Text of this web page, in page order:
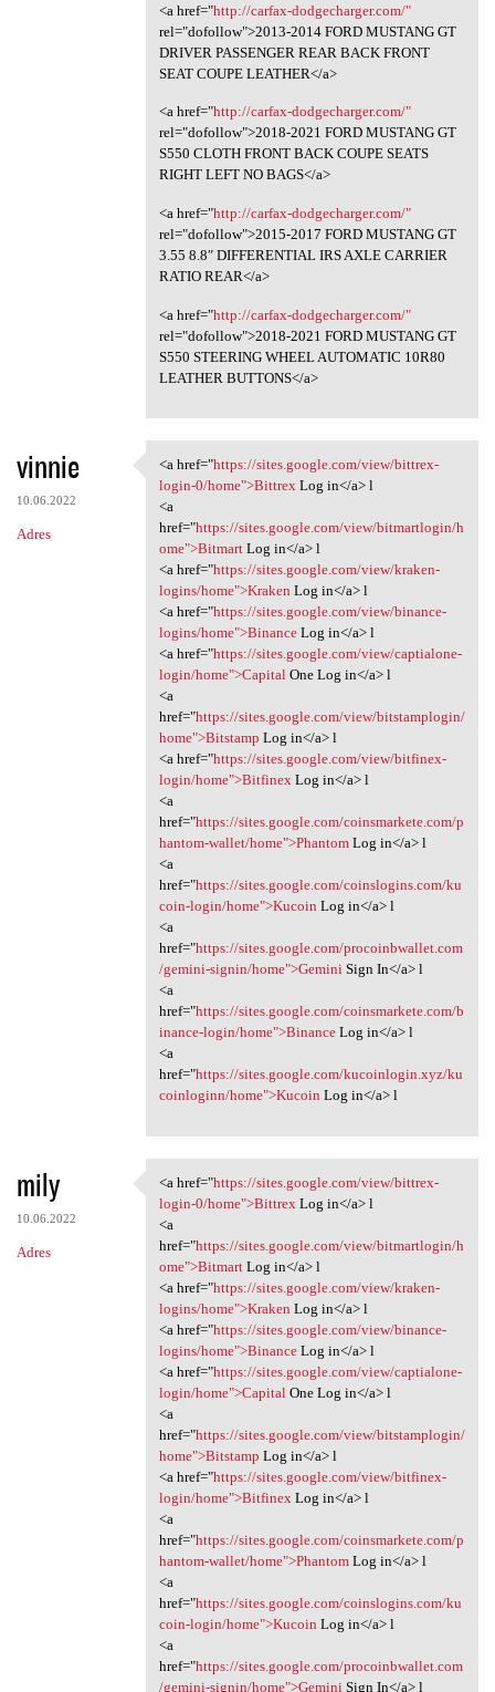
<a href="http://carfax-dodgecharger.com/"
rel="dofollow">2013-2014 FORD MUSTANG GT
DRIVER PASSENGER REAR BACK FRONT
SEAT COUPE LEATHER</a>
<a href="http://carfax-dodgecharger.com/"
rel="dofollow">2018-2021 FORD MUSTANG GT
S550 CLOTH FRONT BACK COUPE SEATS
RIGHT LEFT NO BAGS</a>
<a href="http://carfax-dodgecharger.com/"
rel="dofollow">2015-2017 FORD MUSTANG GT
3.55 8.8″ DIFFERENTIAL IRS AXLE CARRIER
RATIO REAR</a>
<a href="http://carfax-dodgecharger.com/"
rel="dofollow">2018-2021 FORD MUSTANG GT
S550 STEERING WHEEL AUTOMATIC 10R80
LEATHER BUTTONS</a>
vinnie
10.06.2022
Adres
<a href="https://sites.google
<a href="https://sites.google.com/view/bittrex-
login-0/home">BittrexLog in</a> l
<a
href="https://sites.google.com/view/bitmartlogin/h
ome">BitmartLog in</a> l
<a href="https://sites.google.com/view/kraken-
logins/home">Kraken Log in</a> l
<a href="https://sites.google.com/view/binance-
logins/home">BinanceLog in</a> l
<a href="https://sites.google.com/view/captialone-
login/home">CapitalOne Log in</a> l
<a
href="https://sites.google.com/view/bitstamplogin/
home">Bitstamp Log in</a> l
<a href="https://sites.google.com/view/bitfinex-
login/home">BitfinexLog in</a> l
<a
href="https://sites.google.com/coinsmarkete.com/p
hantom-wallet/home">PhantomLog in</a> l
<a
href="https://sites.google.com/coinslogins.com/ku
coin-login/home">Kucoin Log in</a> l
<a
href="https://sites.google.com/procoinbwallet.com
/gemini-signin/home">GeminiSign In</a> l
<a
href="https://sites.google.com/coinsmarkete.com/b
inance-login/home">BinanceLog in</a> l
<a
href="https://sites.google.com/kucoinlogin.xyz/ku
coinloginn/home">Kucoin Log in</a> l
mily
10.06.2022
Adres
<a href="https://sites.google
<a href="https://sites.google.com/view/bittrex-
login-0/home">Bittrex Log in</a> l
<a
href="https://sites.google.com/view/bitmartlogin/h
ome">BitmartLog in</a> l
<a href="https://sites.google.com/view/kraken-
logins/home">Kraken Log in</a> l
<a href="https://sites.google.com/view/binance-
logins/home">BinanceLog in</a> l
<a href="https://sites.google.com/view/captialone-
login/home">Capital One Log in</a> l
<a
href="https://sites.google.com/view/bitstamplogin/
home">Bitstamp Log in</a> l
<a href="https://sites.google.com/view/bitfinex-
login/home">Bitfinex Log in</a> l
<a
href="https://sites.google.com/coinsmarkete.com/p
hantom-wallet/home">PhantomLog in</a> l
<a
href="https://sites.google.com/coinslogins.com/ku
coin-login/home">Kucoin Log in</a> l
<a
href="https://sites.google.com/procoinbwallet.com
/gemini-signin/home">Gemini Sign In</a> l